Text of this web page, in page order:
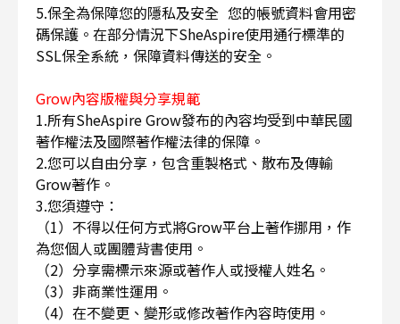
5.保全為保障您的隱私及安全 您的帳號資料會用密
碼保護。在部分情況下SheAspire使用通行標準的
SSL保全系統，保障資料傳送的安全。
Grow內容版權與分享規範
1.所有SheAspire Grow發布的內容均受到中華民國
著作權法及國際著作權法律的保障。
2.您可以自由分享，包含重製格式、散布及傳輸
Grow著作。
3.您須遵守：
（1）不得以任何方式將Grow平台上著作挪用，作
為您個人或團體背書使用。
（2）分享需標示來源或著作人或授權人姓名。
（3）非商業性運用。
（4）在不變更、變形或修改著作內容時使用。